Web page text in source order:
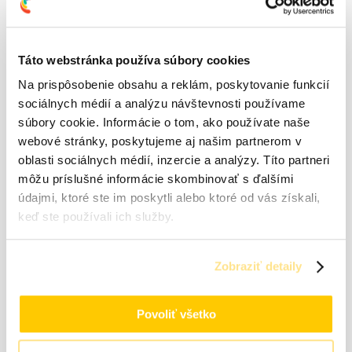
Táto webstránka používa súbory cookies
Na prispôsobenie obsahu a reklám, poskytovanie funkcií
sociálnych médií a analýzu návštevnosti používame
súbory cookie. Informácie o tom, ako používate naše
webové stránky, poskytujeme aj našim partnerom v
oblasti sociálnych médií, inzercie a analýzy. Títo partneri
môžu príslušné informácie skombinovať s ďalšími
údajmi, ktoré ste im poskytli alebo ktoré od vás získali,
keď ste používali ich služby.
Zobraziť detaily
Povoliť všetko
Vaša recenzia
Meno*
E-mail*
Uložiť moje meno, e-mail a webovú stránku v tomto
prehliadači pre moje budúce komentáre.
Odporúčame dokúpiť